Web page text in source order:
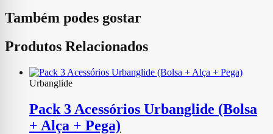
Também podes gostar
Produtos Relacionados
Urbanglide
Pack 3 Acessórios Urbanglide (Bolsa
+ Alça + Pega)